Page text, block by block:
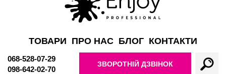
ТОВАРИ ПРО НАС БЛОГ КОНТАКТИ
068-528-07-29
098-642-02-70
ЗВОРОТНІЙ ДЗВІНОК